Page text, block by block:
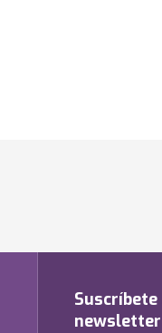
newsletter